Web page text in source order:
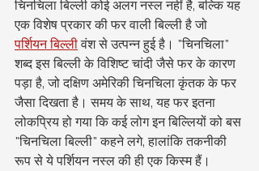
चिनचिला बिल्ली कोई अलग नस्ल नहीं है, बल्कि यह
एक विशेष प्रकार की फर वाली बिल्ली है जो
पर्शियन बिल्ली वंश से उत्पन्न हुई है। "चिनचिला"
शब्द इस बिल्ली के विशिष्ट चांदी जैसे फर के कारण
पड़ा है, जो दक्षिण अमेरिकी चिनचिला कृंतक के फर
जैसा दिखता है। समय के साथ, यह फर इतना
लोकप्रिय हो गया कि कई लोग इन बिल्लियों को बस
"चिनचिला बिल्ली" कहने लगे, हालांकि तकनीकी
रूप से ये पर्शियन नस्ल की ही एक किस्म हैं।